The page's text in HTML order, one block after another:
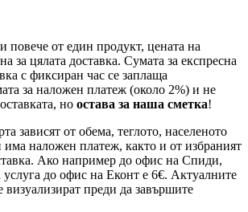
повече от един продукт, цената на
за цялата доставка. Сумата за експресна
с фиксиран час се заплаща
за наложен платеж (около 2%) и не
но остава за наша сметка!
зависят от обема, теглото, населеното
има наложен платеж, както и от избраният
Ако например до офис на Спиди,
услуга до офис на Еконт е 6€. Актуалните
визуализират преди да завършите